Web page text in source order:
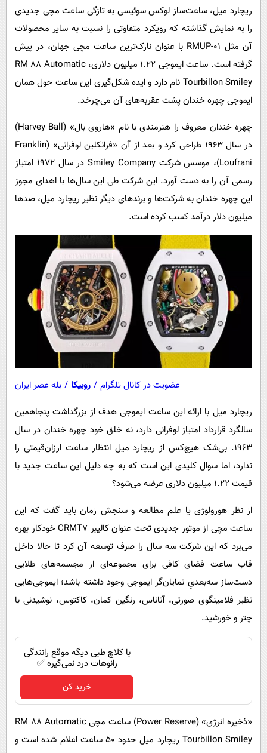
سرگرمی
فناوری
گوناگون
حوادث
محیط زیست
بین الملل
اجتماعی
حیات وحش
روانشناسی
آشپزی
دانلود
ریچارد میل، ساعت‌ساز لوکس سوئیسی به تازگی ساعت مچی جدیدی
را به نمایش گذاشته که رویکرد متفاوتی را نسبت به سایر محصولات
آن مثل RMUP-۰۱ با عنوان نازک‌ترین ساعت مچی جهان، در پیش
گرفته است. ساعت ایموجی ۱.۲۲ میلیون دلاری، RM ۸۸ Automatic
Tourbillon Smiley نام دارد و ایده شکل‌گیری این ساعت حول همان
ایموجی چهره خندان پشت عقربه‌های آن می‌چرخد.
چهره خندان معروف را هنرمندی با نام «هاروی بال» (Harvey Ball)
در سال ۱۹۶۳ طراحی کرد و بعد از آن «فرانکلین لوفرانی» (Franklin
Loufrani)، موسس شرکت Smiley Company در سال ۱۹۷۲ امتیاز
رسمی آن را به دست آورد. این شرکت طی این سال‌ها با اهدای مجوز
این چهره خندان به شرکت‌ها و برندهای دیگر نظیر ریچارد میل، صدها
میلیون دلار درآمد کسب کرده است.
عضویت در کانال تلگرام / روبیکا / بله عصر ایران
ریچارد میل با ارائه این ساعت ایموجی هدف از بزرگداشت پنجاهمین
سالگرد قرارداد امتیاز لوفرانی دارد، نه خلق خود چهره خندان در سال
۱۹۶۳. بی‌شک هیچ‌کس از ریچارد میل انتظار ساعت ارزان‌قیمتی را
ندارد، اما سوال کلیدی این است که به چه دلیل این ساعت جدید با
قیمت ۱.۲۲ میلیون دلاری عرضه می‌شود؟
از نظر هورولوژی یا علم مطالعه و سنجش زمان باید گفت که این
ساعت مچی از موتور جدیدی تحت عنوان کالیبر CRMT۷ خودکار بهره
می‌برد که این شرکت سه سال را صرف توسعه آن کرد تا حالا داخل
قاب ساعت فضای کافی برای مجموعه‌ای از مجسمه‌های طلایی
دست‌ساز سه‌بعدیِ نمایان‌گر ایموجی وجود داشته باشد؛ ایموجی‌هایی
نظیر فلامینگوی صورتی، آناناس، رنگین کمان، کاکتوس، نوشیدنی با
چتر و خورشید.
با کلاچ طبی دیگه موقع رانندگی
زانوهات درد نمی‌گیره ✅
خرید کن
«ذخیره انرژی» (Power Reserve) ساعت مچی RM ۸۸ Automatic
Tourbillon Smiley ریچارد میل حدود ۵۰ ساعت اعلام شده است و